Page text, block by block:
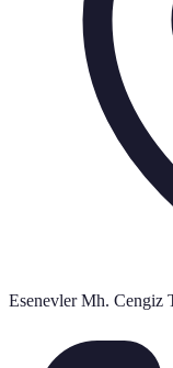
Esenevler Mh. Cengiz